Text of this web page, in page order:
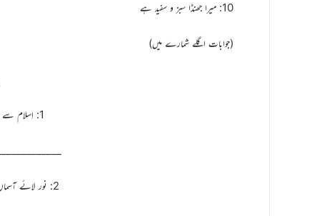
10: میرا جھنڈا سبز و سفید ہے
(جوابات اگلے شمارے میں)
1: اِسلام سے نہ بھاگو راہِ ہدیٰ یہی ہے
2: نور لائے آسماں سے خود بھی وہ اک نور تھے